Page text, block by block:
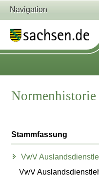
Navigation
Normenhistorie
Stammfassung
VwV
VwV